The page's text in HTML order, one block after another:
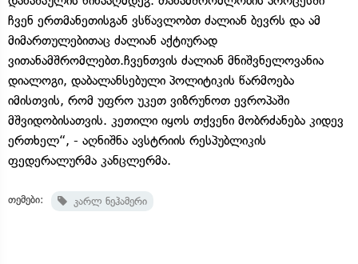
ჩვენ ერთმანეთისგან ვსწავლობთ ძალიან ბევრს და ამ
მიმართულებითაც ძალიან აქტიურად
ვითანამშრომლებთ.ჩვენთვის ძალიან მნიშვნელოვანია
დიალოგი, დაბალანსებული პოლიტიკის წარმოება
იმისთვის, რომ უფრო უკეთ ვიზრუნოთ ევროპაში
მშვიდობისათვის. კეთილი იყოს თქვენი მობრძანება კიდევ
ერთხელ“, - აღნიშნა ავსტრიის რესპუბლიკის
ფედერალურმა კანცლერმა.
თემები: კარლ ნეჰამერი